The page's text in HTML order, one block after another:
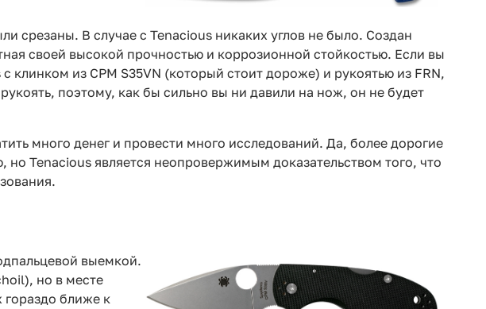
срезаны. В случае с Tenacious никаких углов не было. Создан
своей высокой прочностью и коррозионной стойкостью. Если вы
из CPM S35VN (который стоит дороже) и рукоятью из FRN,
поэтому, как бы сильно вы ни давили на нож, он не будет
много денег и провести много исследований. Да, более дорогие
Tenacious является неопровержимым доказательством того, что
выемкой.
но в месте
ближе к